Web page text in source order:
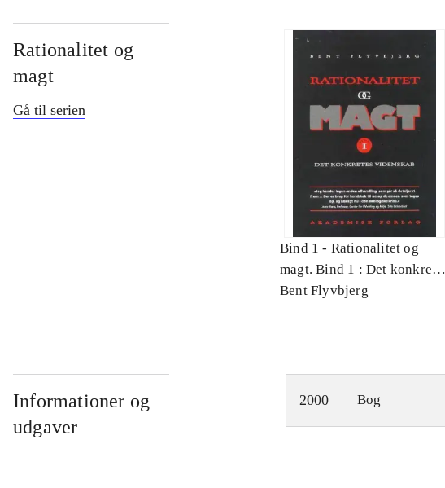
Rationalitet og
magt
Gå til serien
Bind 1 - Rationalitet og
magt. Bind 1 : Det konkretes
videnskab
Bent Flyvbjerg
Informationer og
udgaver
2000 Bog